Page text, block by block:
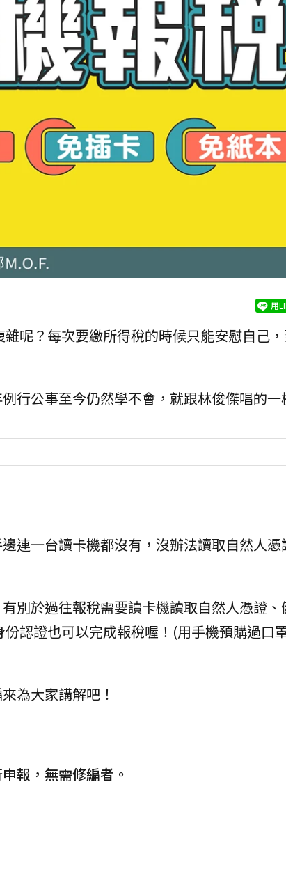
用
呢？每次要繳所得稅的時候只能安慰自己
行公事至今仍然學不會，就跟林俊傑唱的一
連一台讀卡機都沒有，沒辦法讀取自然人憑
別於過往報稅需要讀卡機讀取自然人憑證、
認證也可以完成報稅喔！(用手機預購過口
為大家講解吧！
報，無需修編者。